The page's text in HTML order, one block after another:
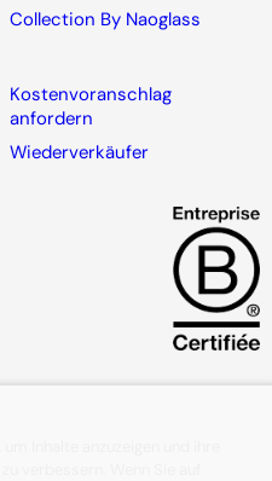
Collection By Naoglass
Kostenvoranschlag
anfordern
Wiederverkäufer